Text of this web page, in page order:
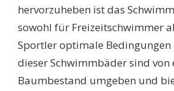
hervorzuheben ist das
sowohl für Freizeitschwimmer
Sportler optimale Bedingungen
dieser Schwimmbäder sind von
Baumbestand umgeben und